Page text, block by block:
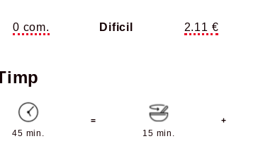
0 com. Dificil 2.11 €
Timp
45 min.
=
15 min.
+